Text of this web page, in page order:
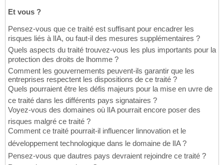
Et vous ?
Pensez-vous que ce traité est suffisant pour encadrer les
risques liés à lIA, ou faut-il des mesures supplémentaires ?
Quels aspects du traité trouvez-vous les plus importants pour la
protection des droits de lhomme ?
Comment les gouvernements peuvent-ils garantir que les
entreprises respectent les dispositions de ce traité ?
Quels pourraient être les défis majeurs pour la mise en uvre de
ce traité dans les différents pays signataires ?
Voyez-vous des domaines où lIA pourrait encore poser des
risques malgré ce traité ?
Comment ce traité pourrait-il influencer linnovation et le
développement technologique dans le domaine de lIA ?
Pensez-vous que dautres pays devraient rejoindre ce traité ?